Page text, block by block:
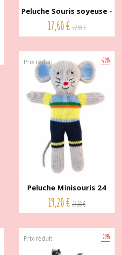
Peluche Souris soyeuse -
17...
17,60 € 22,00 €
-20%
Prix réduit
Peluche Minisouris 24
cm...
19,20 € 24,00 €
-20%
Prix réduit